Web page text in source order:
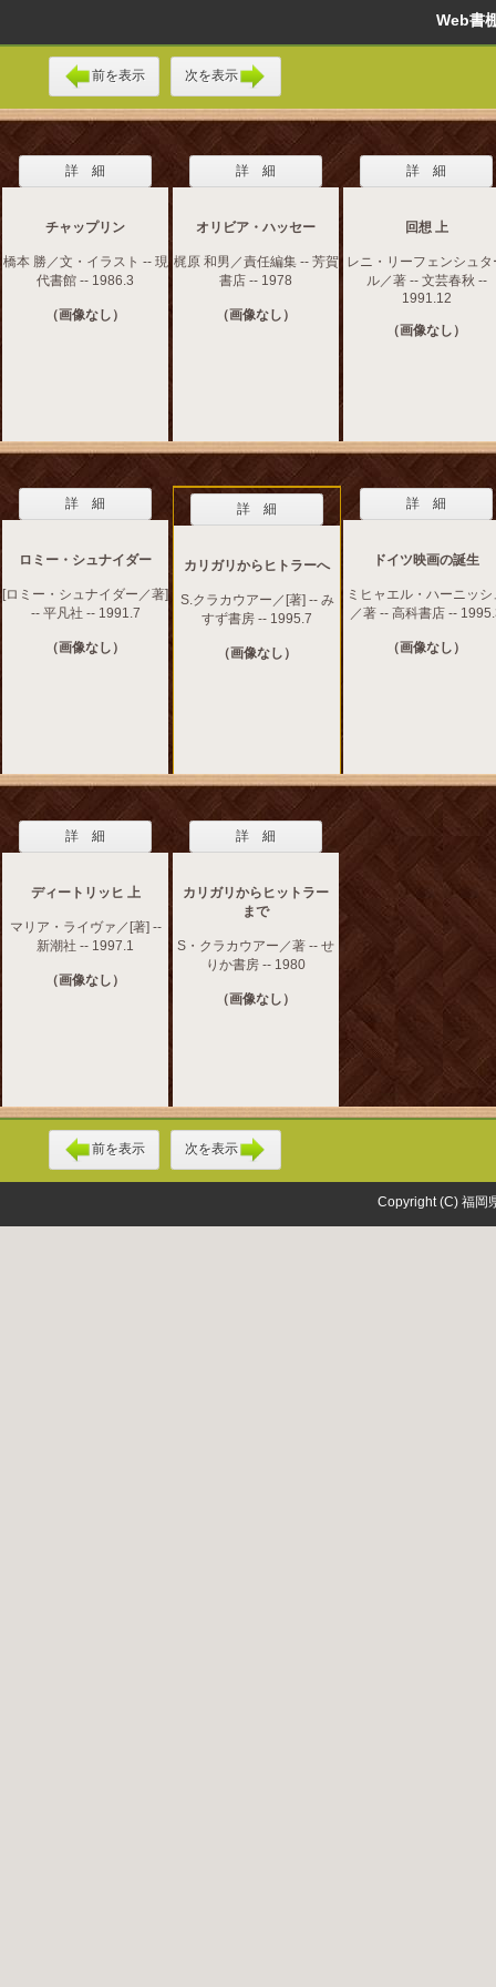
Web
前を表示 次を表示
詳 細
チャップリン
橋本 勝／文・イラスト -- 現
代書館 -- 1986.3
（画像なし）
詳 細
オリビア・ハッセー
梶原 和男／責任編集 -- 芳賀
書店 -- 1978
（画像なし）
詳 細
回想 上
レニ・リーフェンシュタ
ル／著 -- 文芸春秋 --
1991.12
（画像なし）
詳 細
ロミー・シュナイダー
[ロミー・シュナイダー／著]
-- 平凡社 -- 1991.7
（画像なし）
詳 細
カリガリからヒトラーへ
S.クラカウアー／[著] -- み
すず書房 -- 1995.7
（画像なし）
詳 細
ドイツ映画の誕生
ミヒャエル・ハーニッシ
／著 -- 高科書店 --
（画像なし）
詳 細
ディートリッヒ 上
マリア・ライヴァ／[著] --
新潮社 -- 1997.1
（画像なし）
詳 細
カリガリからヒットラー
まで
S・クラカウアー／著 -- せ
りか書房 -- 1980
（画像なし）
前を表示 次を表示
Copyright (C) 福岡